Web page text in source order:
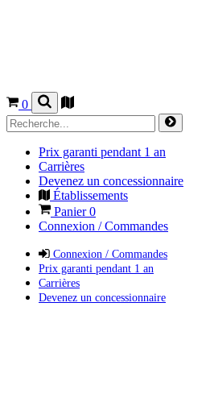
0
Prix garanti pendant 1 an
Carrières
Devenez un concessionnaire
Établissements
Panier0
Connexion / Commandes
Connexion / Commandes
Prix garanti pendant 1 an
Carrières
Devenez un concessionnaire